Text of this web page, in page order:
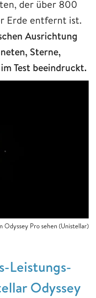
der über 800
Erde entfernt ist.
Ausrichtung
Sterne,
Test beeindruckt.
Odyssey Pro sehen (Unistellar)
Leistungs-
Odyssey